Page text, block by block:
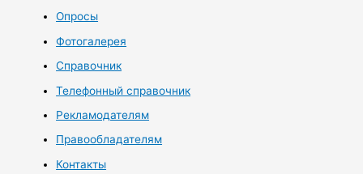
Опросы
Фотогалерея
Справочник
Телефонный справочник
Рекламодателям
Правообладателям
Контакты